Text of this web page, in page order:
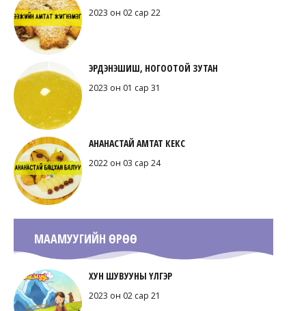
2023 он 02 сар 22
ЭРДЭНЭШИШ, НОГООТОЙ ЗУТАН
2023 он 01 сар 31
АНАНАСТАЙ АМТАТ КЕКС
2022 он 03 сар 24
МААМУУГИЙН ӨРӨӨ
ХУН ШУВУУНЫ ҮЛГЭР
2023 он 02 сар 21